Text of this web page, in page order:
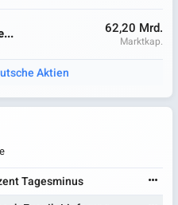
62,20 Mrd.
Marktkap.
Aktien
Tagesminus